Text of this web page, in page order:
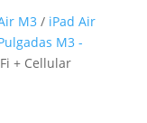
M3/ iPad Air
M3 -
+ Cellular